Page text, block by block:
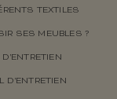
TEXTILES
SES MEUBLES ?
D’ENTRETIEN